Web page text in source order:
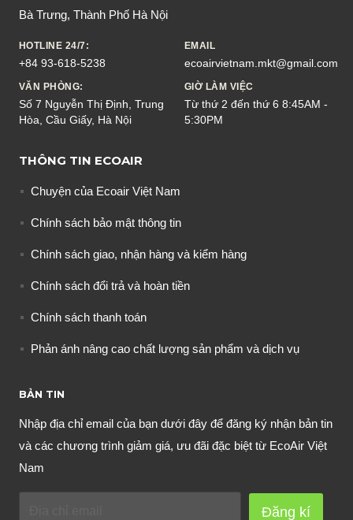
Bà Trưng, Thành Phố Hà Nội
HOTLINE 24/7:
+84 93-618-5238
EMAIL
ecoairvietnam.mkt@gmail.com
VĂN PHÒNG:
Số 7 Nguyễn Thị Định, Trung
Hòa, Cầu Giấy, Hà Nội
GIỜ LÀM VIỆC
Từ thứ 2 đến thứ 6 8:45AM -
5:30PM
THÔNG TIN ECOAIR
Chuyện của Ecoair Việt Nam
Chính sách bảo mật thông tin
Chính sách giao, nhận hàng và kiểm hàng
Chính sách đổi trả và hoàn tiền
Chính sách thanh toán
Phản ánh nâng cao chất lượng sản phẩm và dịch vụ
BẢN TIN
Nhập địa chỉ email của bạn dưới đây để đăng ký nhận bản tin
và các chương trình giảm giá, ưu đãi đặc biệt từ EcoAir Việt
Nam
Đăng kí